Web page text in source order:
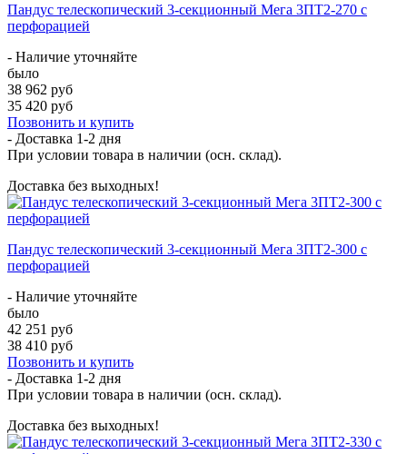
Пандус телескопический 3-секционный Мега 3ПТ2-270 с
перфорацией
- Наличие уточняйте
было
38 962 руб
35 420 руб
Позвонить и купить
- Доставка 1-2 дня
При условии товара в наличии (осн. склад).
Доставка без выходных!
Пандус телескопический 3-секционный Мега 3ПТ2-300 с
перфорацией
- Наличие уточняйте
было
42 251 руб
38 410 руб
Позвонить и купить
- Доставка 1-2 дня
При условии товара в наличии (осн. склад).
Доставка без выходных!